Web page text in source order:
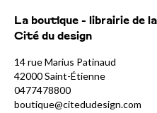
La boutique - librairie de la
Cité du design
14 rue Marius Patinaud
42000 Saint-Étienne
0477478800
boutique@citedudesign.com